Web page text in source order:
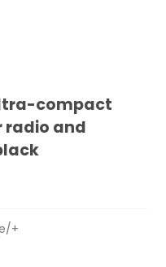
Ultra-compact
radio and
+